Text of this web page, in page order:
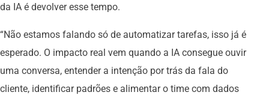
da IA é devolver esse tempo.
“Não estamos falando só de automatizar tarefas, isso já é
esperado. O impacto real vem quando a IA consegue ouvir
uma conversa, entender a intenção por trás da fala do
cliente, identificar padrões e alimentar o time com dados